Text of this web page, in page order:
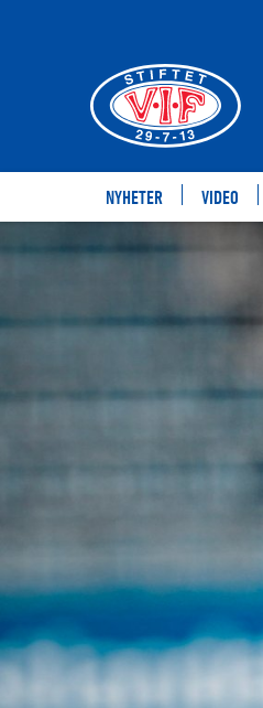
NYHETER VIDEO